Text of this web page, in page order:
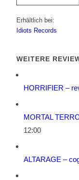
Erhältlich bei:
Idiots Records
WEITERE
HORRIFIER –
MORTAL
12:00
ALTARAGE –